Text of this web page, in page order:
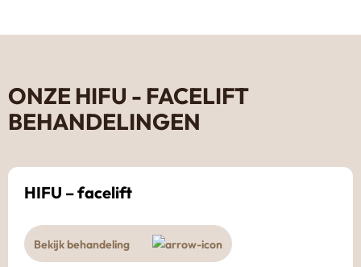
ONZE HIFU - FACELIFT
BEHANDELINGEN
HIFU – facelift
Bekijk behandeling